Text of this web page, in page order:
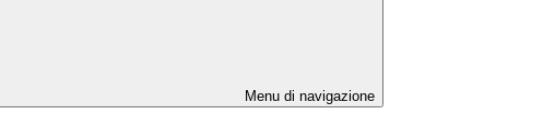
Menu di navigazione